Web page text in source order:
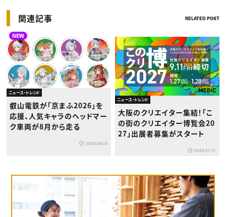
関連記事 RELATED POST
NEW
ニュース・トレンド
叡山電鉄が「京まふ2026」を
応援、人気キャラのヘッドマー
ク車両が8月から走る
2026.08.05
ニュース・トレンド
大阪のクリエイター集結！「こ
の街のクリエイター博覧会20
27」出展者募集がスタート
2026.07.31